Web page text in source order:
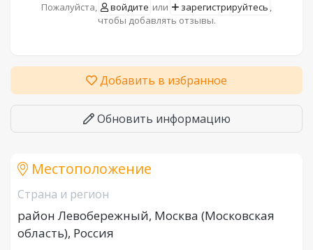
Пожалуйста, войдите или зарегистрируйтесь ,
чтобы добавлять отзывы.
Добавить в избранное
Обновить информацию
Местоположение
Страна и регион
район Левобережный, Москва (Московская
область), Россия